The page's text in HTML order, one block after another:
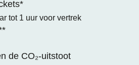
tot 1 uur voor vertrek
de CO₂-uitstoot